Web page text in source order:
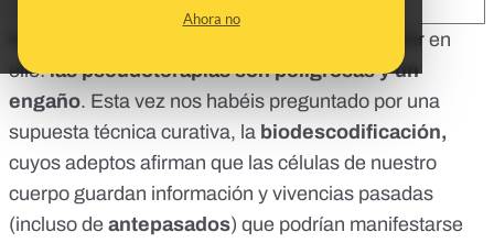
Ahora no
No importa cuántas veces tengamos que insistir en
ello:las pseudoterapias son peligrosas y un
engaño. Esta vez nos habéis preguntado por una
supuesta técnica curativa, la biodescodificación,
cuyos adeptos afirman que las células de nuestro
cuerpo guardan información y vivencias pasadas
(incluso de antepasados) que podrían manifestarse